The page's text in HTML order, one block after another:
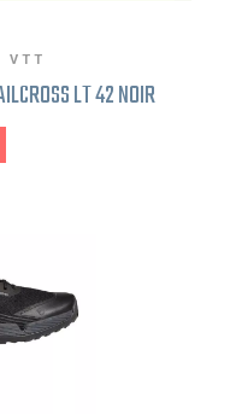
VTT
LT 42 NOIR